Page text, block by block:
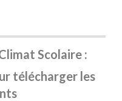
Scolaire :
télécharger les